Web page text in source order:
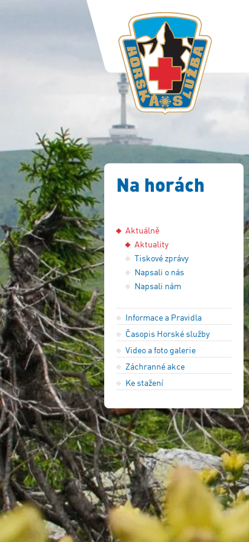
Na horách
Aktuálně
Aktuality
Tiskové zprávy
Napsali o nás
Napsali nám
Informace a Pravidla
Časopis Horské služby
Video a foto galerie
Záchranné akce
Ke stažení